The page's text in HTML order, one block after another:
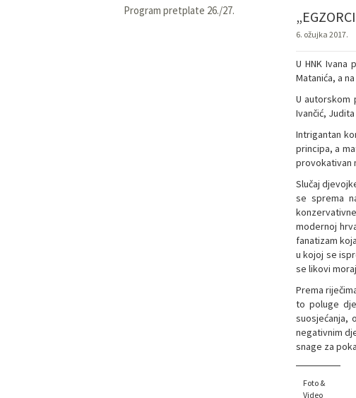
Program pretplate 26./27.
6. ožujka 2017.
U HNK
Matanića, a
U autorskom
Ivančić,
Intrigantan
principa, a
provokativan
Slučaj
se sprema
modernoj
fanatizam
u kojoj se
se likovi
Prema
to poluge
suosjećanja,
negativnim
snage za
Foto &
Video